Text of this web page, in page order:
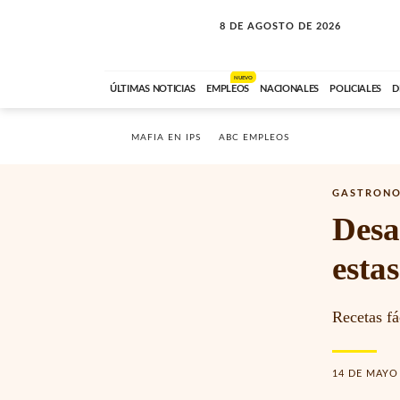
8 DE AGOSTO DE 2026
CONEXIÓN ROMANCE
ÚLTIMAS NOTICIAS EMPLEOS
NUEVO
NACIONALES POLICIALES
MAFIA EN IPS ABC EMPLEOS
Recetas
14 DE